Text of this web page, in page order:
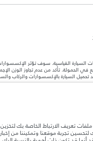
السيارة القياسية. سوف تؤثر
في الحمولة. تأكد من عدم تجاوز الوزن
تحميل السيارة بالإكسسوارات والركاب
والألوان المذكورة على هذا الموقع قد
مسبق. الرجاء التواصل مع وكيلنا المحلي
إن النقص العالمي في أشباه
الخيارات وتوقيتات التصاميم. هذا
تعريف الارتباط الخاصة بك
تجربة موقعنا وتمكيننا من